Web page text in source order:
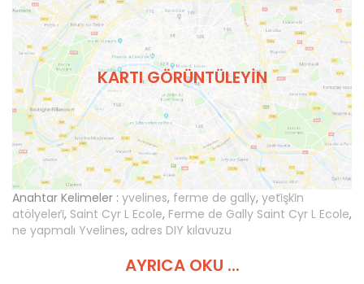
KARTI GÖRÜNTÜLEYIN
Anahtar Kelimeler : yvelines, ferme de gally, yeti̇şki̇n
atölyeleri̇, Saint Cyr L Ecole, Ferme de Gally Saint Cyr L Ecole,
ne yapmalı Yvelines, adres DIY kılavuzu
AYRICA OKU ...